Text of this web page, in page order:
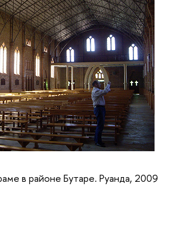
в районе Бутаре. Руанда, 2009